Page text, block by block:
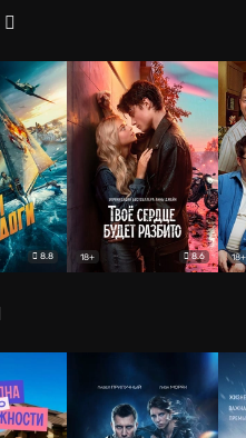
8.8 18+ 8.6 18+